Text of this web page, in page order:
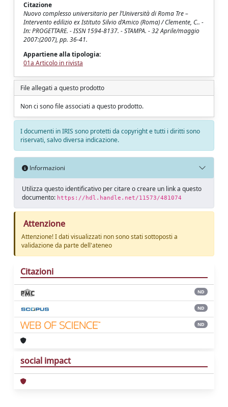
Citazione
Nuovo complesso universitario per l’Università di Roma Tre –
Intervento edilizio ex Istituto Silvio d’Amico (Roma) / Clemente, C.. -
In: PROGETTARE. - ISSN 1594-8137. - STAMPA. - 32 Aprile/maggio
2007:(2007), pp. 36-41.
Appartiene alla tipologia:
01a Articolo in rivista
File allegati a questo prodotto
Non ci sono file associati a questo prodotto.
I documenti in IRIS sono protetti da copyright e tutti i diritti sono
riservati, salvo diversa indicazione.
Informazioni
Utilizza questo identificativo per citare o creare un link a questo
documento: https://hdl.handle.net/11573/481074
Attenzione
Attenzione! I dati visualizzati non sono stati sottoposti a
validazione da parte dell'ateneo
Citazioni
ND
ND
ND
social impact